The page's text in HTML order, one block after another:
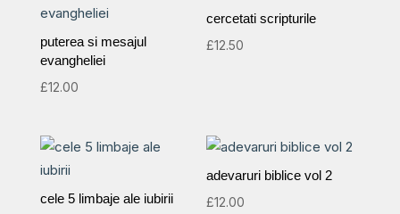
puterea si mesajul
evangheliei
£12.00
cercetati scripturile
£12.50
cele 5 limbaje ale iubirii
adevaruri biblice vol 2
£12.00